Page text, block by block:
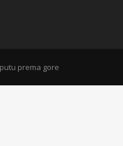
prema gore